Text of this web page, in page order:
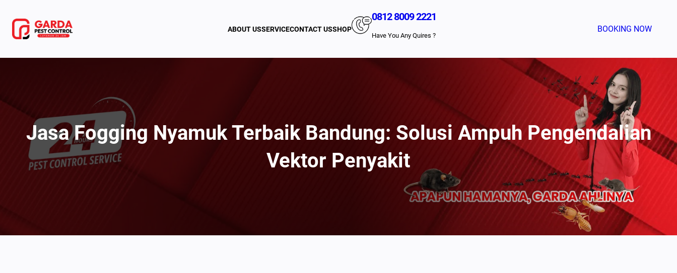
konten
ABOUT USSERVICECONTACT USSHOP
0812 8009 2221
Have You Any Quires ?
BOOKING NOW
Jasa Fogging Nyamuk Terbaik Bandung: Solusi Ampuh Pengendalian
Vektor Penyakit